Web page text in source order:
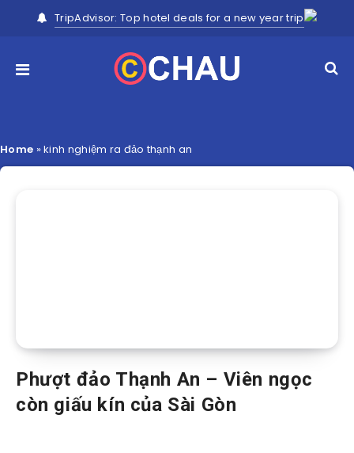
TripAdvisor: Top hotel deals for a new year trip
Home »kinh nghiệm ra đảo thạnh an
Phượt đảo Thạnh An – Viên ngọc
còn giấu kín của Sài Gòn